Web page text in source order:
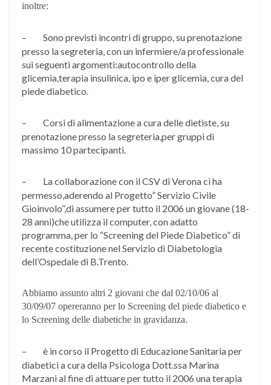
inoltre:
–
Sono previsti incontri di gruppo, su prenotazione
presso la segreteria, con un infermiere/a professionale
sui seguenti argomenti:autocontrollo della
glicemia,terapia insulinica, ipo e iper glicemia, cura del
piede diabetico.
–
Corsi di alimentazione a cura delle dietiste, su
prenotazione presso la segreteria,per gruppi di
massimo 10 partecipanti.
–
La collaborazione con il CSV di Verona ci ha
permesso,aderendo al Progetto” Servizio Civile
Gioinvolo”,di assumere per tutto il 2006 un giovane (18-
28 anni)che utilizza il computer, con adatto
programma, per lo “Screening del Piede Diabetico” di
recente costituzione nel Servizio di Diabetologia
dell’Ospedale di B.Trento.
Abbiamo assunto altri 2 giovani che dal 02/10/06 al
30/09/07 opereranno per lo Screening del piede diabetico e
lo Screening delle diabetiche in gravidanza.
–
è in corso il Progetto di Educazione Sanitaria per
diabetici a cura della Psicologa Dott.ssa Marina
Marzani al fine di attuare per tutto il 2006 una terapia